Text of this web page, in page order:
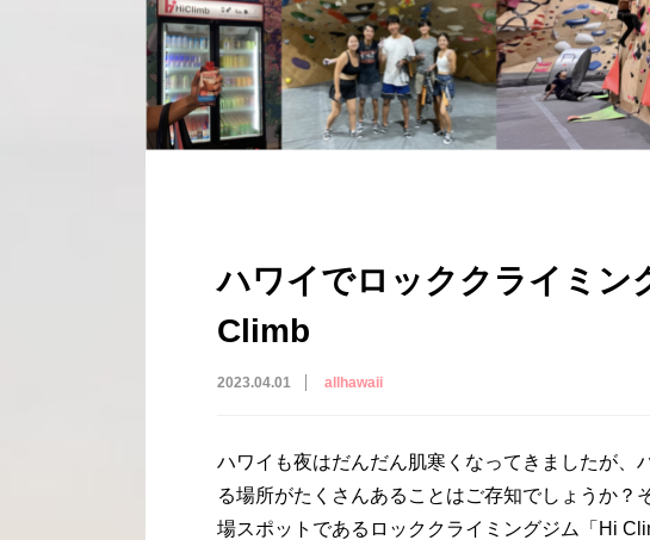
ハワイでロッククライミン
Climb
2023.04.01 allhawaii
ハワイも夜はだんだん肌寒くなってきましたが、
る場所がたくさんあることはご存知でしょうか？
場スポットであるロッククライミングジム「Hi